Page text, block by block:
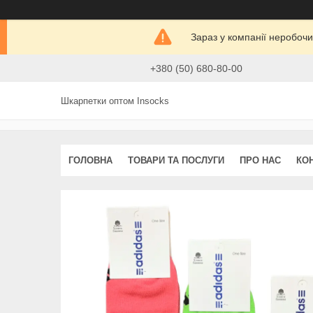
Зараз у компанії
+380 (50) 680-80-00
Шкарпетки оптом Insocks
ГОЛОВНА ТОВАРИ ТА ПОСЛУГИ ПРО НАС